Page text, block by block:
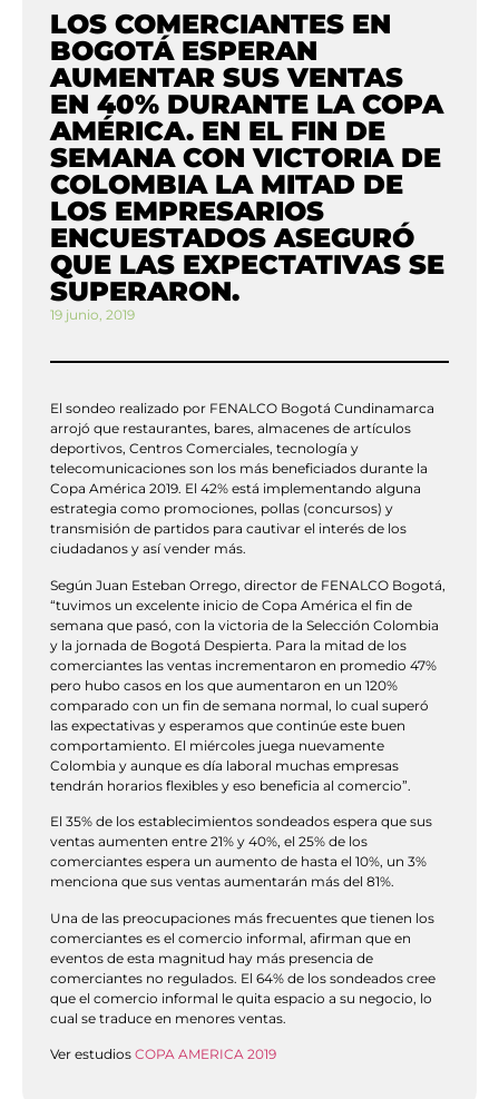
LOS COMERCIANTES EN
BOGOTÁ ESPERAN
AUMENTAR SUS VENTAS
EN 40% DURANTE LA COPA
AMÉRICA. EN EL FIN DE
SEMANA CON VICTORIA DE
COLOMBIA LA MITAD DE
LOS EMPRESARIOS
ENCUESTADOS ASEGURÓ
QUE LAS EXPECTATIVAS SE
SUPERARON.
19 junio, 2019
El sondeo realizado por FENALCO Bogotá Cundinamarca
arrojó que restaurantes, bares, almacenes de artículos
deportivos, Centros Comerciales, tecnología y
telecomunicaciones son los más beneficiados durante la
Copa América 2019. El 42% está implementando alguna
estrategia como promociones, pollas (concursos) y
transmisión de partidos para cautivar el interés de los
ciudadanos y así vender más.
Según Juan Esteban Orrego, director de FENALCO Bogotá,
“tuvimos un excelente inicio de Copa América el fin de
semana que pasó, con la victoria de la Selección Colombia
y la jornada de Bogotá Despierta. Para la mitad de los
comerciantes las ventas incrementaron en promedio 47%
pero hubo casos en los que aumentaron en un 120%
comparado con un fin de semana normal, lo cual superó
las expectativas y esperamos que continúe este buen
comportamiento. El miércoles juega nuevamente
Colombia y aunque es día laboral muchas empresas
tendrán horarios flexibles y eso beneficia al comercio”.
El 35% de los establecimientos sondeados espera que sus
ventas aumenten entre 21% y 40%, el 25% de los
comerciantes espera un aumento de hasta el 10%, un 3%
menciona que sus ventas aumentarán más del 81%.
Una de las preocupaciones más frecuentes que tienen los
comerciantes es el comercio informal, afirman que en
eventos de esta magnitud hay más presencia de
comerciantes no regulados. El 64% de los sondeados cree
que el comercio informal le quita espacio a su negocio, lo
cual se traduce en menores ventas.
Ver estudios COPA AMERICA 2019